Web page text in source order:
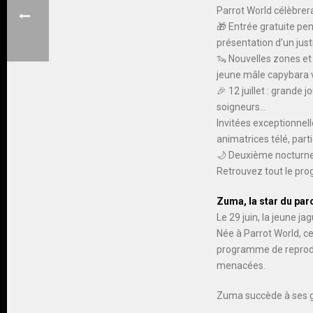
Parrot World
🎁 Entrée gratuite
présentation d’un
🦦 Nouvelles zones
jeune mâle capybara
🎉 12 juillet : grande
soigneurs…
Invitées
animatrices télé,
🌙 Deuxième
Retrouvez tout le
Zuma, la star du
Le 29 juin, la jeune
Née à Parrot World,
programme de
menacées.
Zuma succède à ses